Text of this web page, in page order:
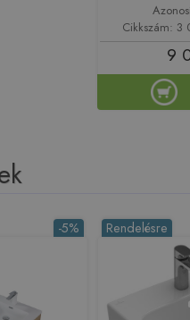
Cikkszám:
9
-5% Rendelésre